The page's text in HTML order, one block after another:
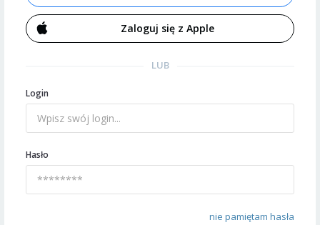
Zaloguj się z Apple
LUB
Login
Hasło
nie pamiętam hasła